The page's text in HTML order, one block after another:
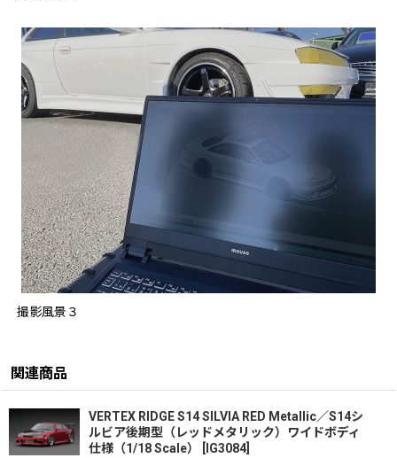
撮影風景３
関連商品
VERTEX RIDGE S14 SILVIA RED Metallic／S14シ
ルビア後期型（レッドメタリック）ワイドボディ
仕様（1/18 Scale）
IG3084